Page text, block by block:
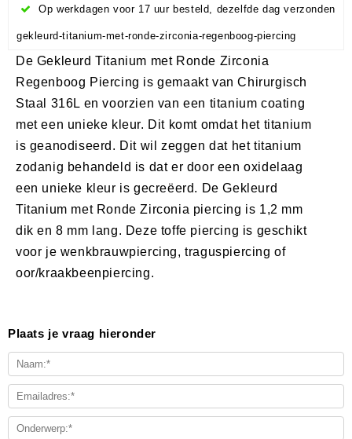
Op werkdagen voor 17 uur besteld, dezelfde dag verzonden
gekleurd-titanium-met-ronde-zirconia-regenboog-piercing
De Gekleurd Titanium met Ronde Zirconia
Regenboog Piercing is gemaakt van Chirurgisch
Staal 316L en voorzien van een titanium coating
met een unieke kleur. Dit komt omdat het titanium
is geanodiseerd. Dit wil zeggen dat het titanium
zodanig behandeld is dat er door een oxidelaag
een unieke kleur is gecreëerd. De Gekleurd
Titanium met Ronde Zirconia piercing is 1,2 mm
dik en 8 mm lang. Deze toffe piercing is geschikt
voor je wenkbrauwpiercing, traguspiercing of
oor/kraakbeenpiercing.
Plaats je vraag hieronder